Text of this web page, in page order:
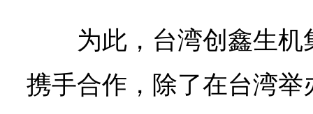
为此，台湾创鑫生
携手合作，除了在台湾